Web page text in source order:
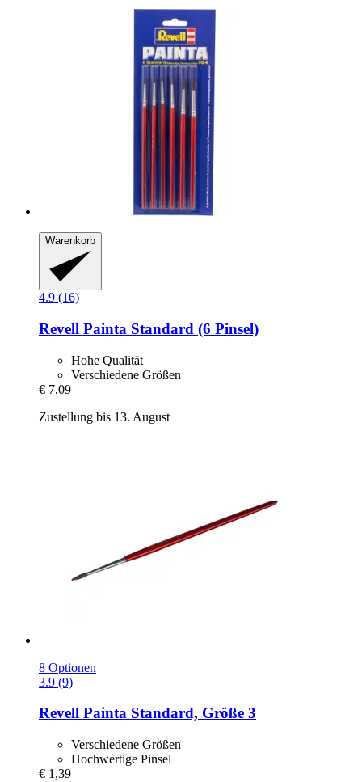
Warenkorb
4.9 (16)
Revell Painta Standard (6 Pinsel)
Hohe Qualität
Verschiedene Größen
€ 7,09
Zustellung bis 13. August
8 Optionen
3.9 (9)
Revell Painta Standard, Größe 3
Verschiedene Größen
Hochwertige Pinsel
€ 1,39